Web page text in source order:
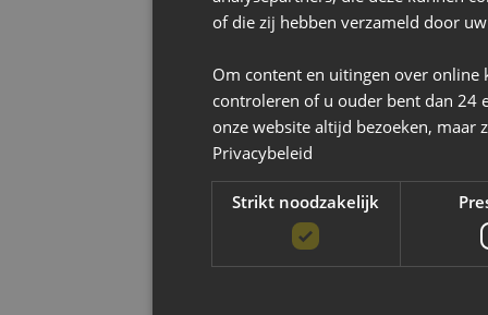
of die zij hebben verzameld door
Om content en uitingen over online
controleren of u ouder bent dan 24
onze website altijd bezoeken, maar
Privacybeleid
Strikt noodzakelijk